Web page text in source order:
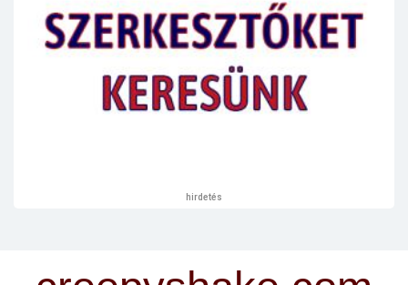
hirdetés